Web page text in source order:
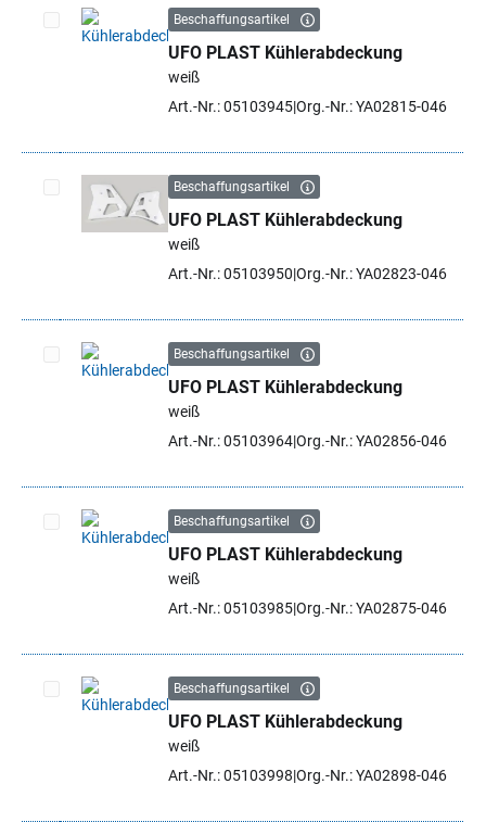
Artikel auswählen
Beschaffungsartikel
UFO PLAST Kühlerabdeckung
weiß
Art.-Nr.: 05103945Org.-Nr.: YA02815-046
Artikel auswählen
Beschaffungsartikel
UFO PLAST Kühlerabdeckung
weiß
Art.-Nr.: 05103950 Org.-Nr.: YA02823-046
Artikel auswählen
Beschaffungsartikel
UFO PLAST Kühlerabdeckung
weiß
Art.-Nr.: 05103964Org.-Nr.: YA02856-046
Artikel auswählen
Beschaffungsartikel
UFO PLAST Kühlerabdeckung
weiß
Art.-Nr.: 05103985Org.-Nr.: YA02875-046
Artikel auswählen
Beschaffungsartikel
UFO PLAST Kühlerabdeckung
weiß
Art.-Nr.: 05103998 Org.-Nr.: YA02898-046